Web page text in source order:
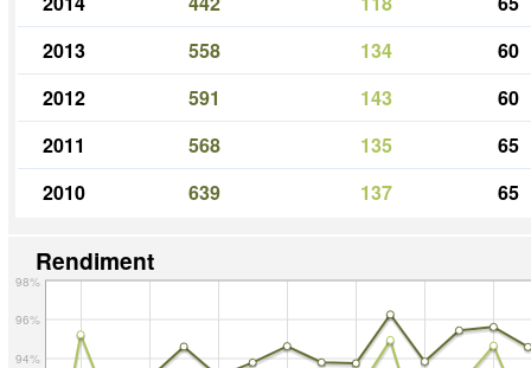
2013
558 134
60
2012
591 143
60
2011
568 135
65
2010
639 137 65
Rendiment
94%
96%
98%